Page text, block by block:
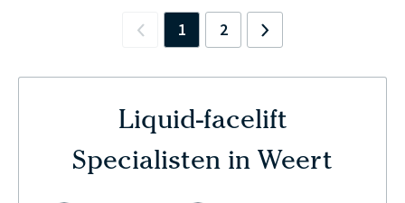
Previous
1 2 Next
Liquid-facelift
Specialisten in Weert